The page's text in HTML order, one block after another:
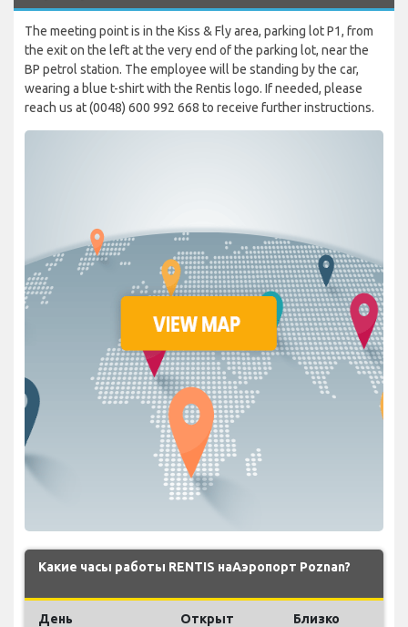
The meeting point is in the Kiss & Fly area, parking lot P1, from
the exit on the left at the very end of the parking lot, near the
BP petrol station. The employee will be standing by the car,
wearing a blue t-shirt with the Rentis logo. If needed, please
reach us at (0048) 600 992 668 to receive further instructions.
Какие часы работы RENTIS наАэропорт Poznan?
День Открыт Близко